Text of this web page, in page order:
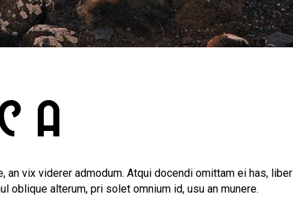
vix viderer admodum. Atqui docendi omittam ei has, liber
oblique alterum, pri solet omnium id, usu an munere.